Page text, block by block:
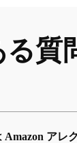
質
Amazon アレ